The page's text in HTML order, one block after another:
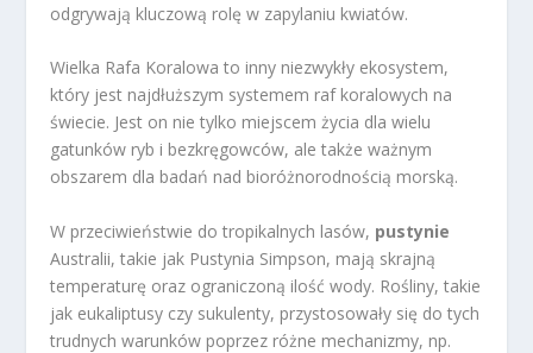
odgrywają kluczową rolę w zapylaniu kwiatów.
Wielka Rafa Koralowa to inny niezwykły ekosystem,
który jest najdłuższym systemem raf koralowych na
świecie. Jest on nie tylko miejscem życia dla wielu
gatunków ryb i bezkręgowców, ale także ważnym
obszarem dla badań nad bioróżnorodnością morską.
W przeciwieństwie do tropikalnych lasów, pustynie
Australii, takie jak Pustynia Simpson, mają skrajną
temperaturę oraz ograniczoną ilość wody. Rośliny, takie
jak eukaliptusy czy sukulenty, przystosowały się do tych
trudnych warunków poprzez różne mechanizmy, np.